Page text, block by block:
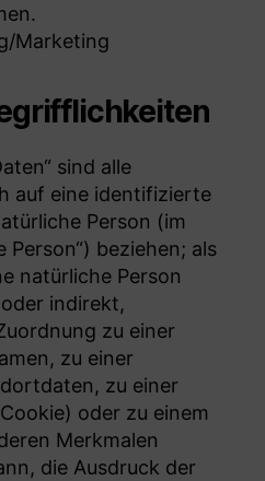
Marketing
sind alle
auf eine identifizierte
Person (im
beziehen; als
natürliche Person
indirekt,
zu einer
zu einer
zu einer
oder zu einem
Merkmalen
die Ausdruck der